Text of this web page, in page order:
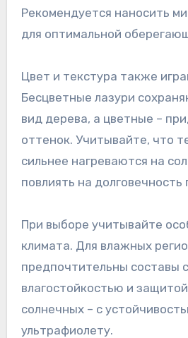
Рекомендуется наносить
для оптимальной
Цвет и текстура также
Бесцветные лазури
вид дерева, а цветные –
оттенок. Учитывайте, что
сильнее нагреваются на
повлиять на долговечность
При выборе учитывайте
климата. Для влажных
предпочтительны составы
влагостойкостью и
солнечных – с
ультрафиолету.